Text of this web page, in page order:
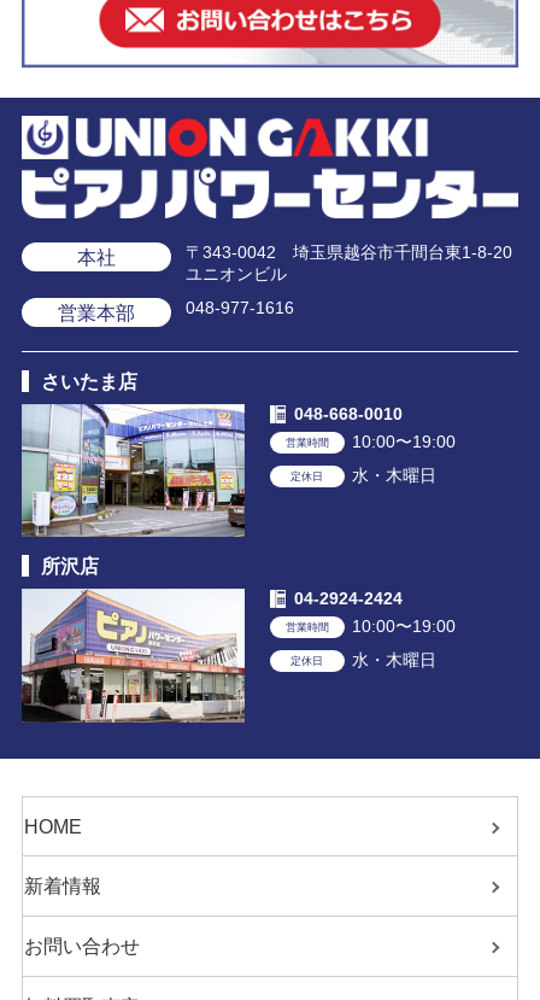
本社
〒343-0042 埼玉県越谷市千間台東1-8-20
ユニオンビル
営業本部 048-977-1616
さいたま店
048-668-0010
営業時間 10:00〜19:00
定休日 水・木曜日
所沢店
04-2924-2424
営業時間 10:00〜19:00
定休日 水・木曜日
HOME
新着情報
お問い合わせ